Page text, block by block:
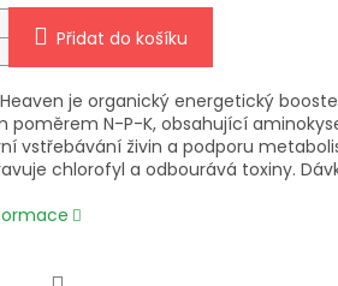
Přidat do košíku
Heaven je organický energetický
poměrem N-P-K, obsahující
vstřebávání živin a podporu
chlorofyl a odbourává toxiny.